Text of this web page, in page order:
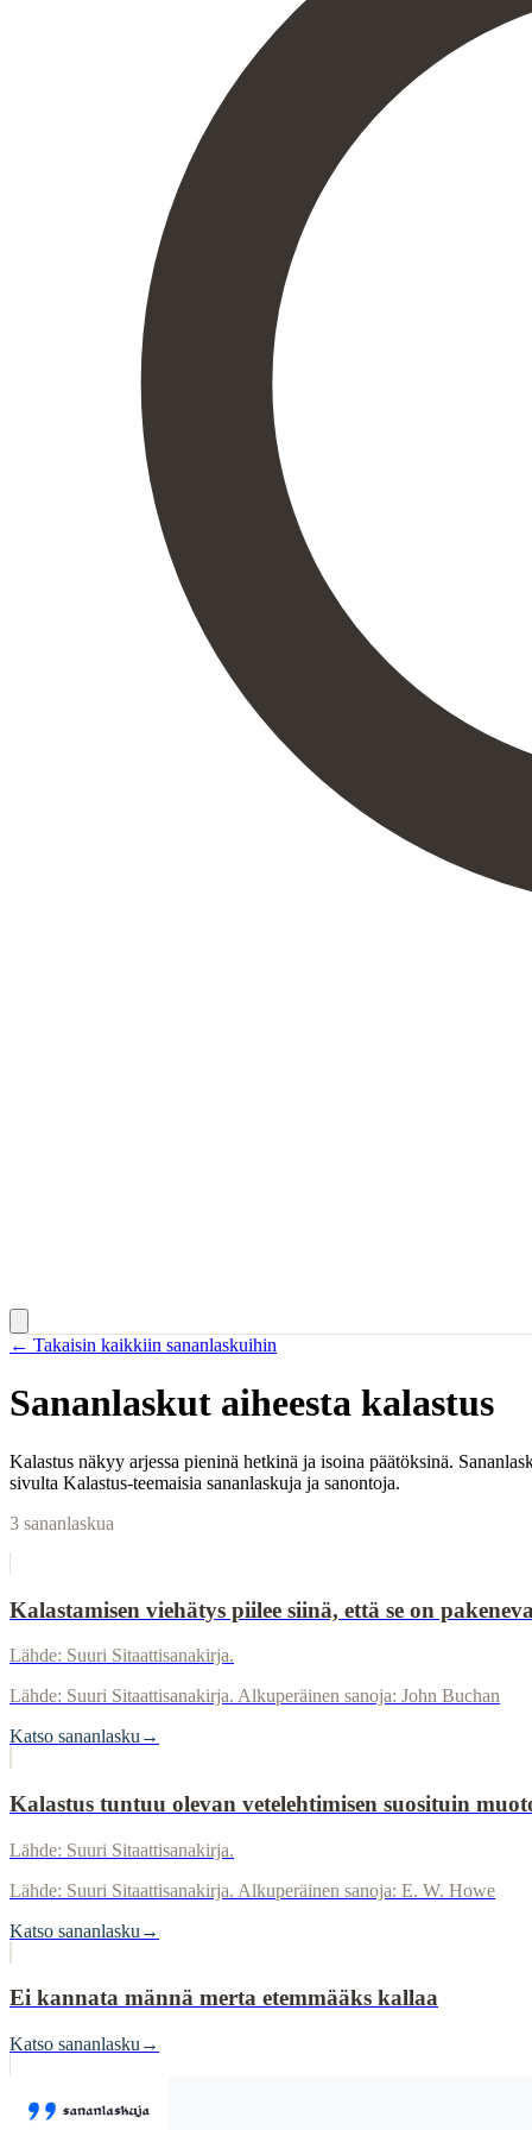
← Takaisin kaikkiin sananlaskuihin
Sananlaskut aiheesta kalastus
Kalastus näkyy arjessa pieninä hetkinä ja isoina päätöksinä.
sivulta Kalastus-teemaisia sananlaskuja ja sanontoja.
3 sananlaskua
Kalastamisen viehätys piilee siinä, että se on
Lähde: Suuri Sitaattisanakirja.
Lähde: Suuri Sitaattisanakirja. Alkuperäinen sanoja: John Buchan
Katso sananlasku →
Kalastus tuntuu olevan vetelehtimisen suosituin
Lähde: Suuri Sitaattisanakirja.
Lähde: Suuri Sitaattisanakirja. Alkuperäinen sanoja: E. W. Howe
Katso sananlasku →
Ei kannata männä merta etemmääks kallaa
Katso sananlasku →